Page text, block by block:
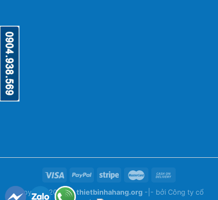
Copyright 2026 ©thietbinhahang.org -|- bởi Công ty cổ